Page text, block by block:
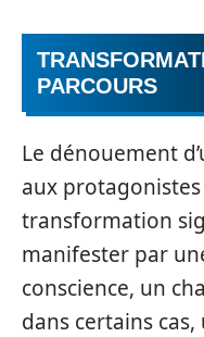
PARCOURS
Le dénouement
aux
transformation
manifester par
conscience, un
dans certains